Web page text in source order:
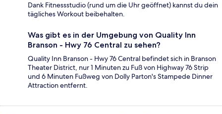
Dank Fitnessstudio (rund um die Uhr geöffnet) kannst du dein
tägliches Workout beibehalten.
Was gibt es in der Umgebung von Quality Inn
Branson - Hwy 76 Central zu sehen?
Quality Inn Branson - Hwy 76 Central befindet sich in Branson
Theater District, nur 1 Minuten zu Fuß von Highway 76 Strip
und 6 Minuten Fußweg von Dolly Parton's Stampede Dinner
Attraction entfernt.